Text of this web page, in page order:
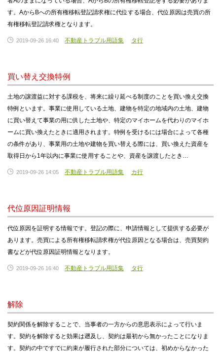
す。AからBへの所有権移転登記請求権に代位する場合、代位原因は売買の所
有権移転登記請求権となります。
2019-09-26 16:40 不動産トラブル用語集 タ行
買い替え交換特例
土地の譲渡益に対する課税を、将来に繰り延べる制度のことを買い換え交換
特例といます。事業に使用している土地、建物を特定の地域内の土地、建物
に買い替えて事業の用に供した土地や、特定のマイホームを代わりのマイホ
ームに買い換えたときに適用されます。特例を受けるには場合によって各種
の条件があり、事業用の土地や建物を買い替える際には、買い換えた資産を
取得日から1年以内に事業に使用することや、資産を譲渡したとき…
2019-09-26 14:05 不動産トラブル用語集 カ行
代位原因証明情報
代位原因を証明する情報です。登記の際に、申請情報として提供する必要が
あります。売買による所有権移転請求権が代位原因となる場合は、売買契約
書などが代位原因証明情報となります。
2019-09-26 16:40 不動産トラブル用語集 タ行
解除
契約関係を解除することで、当事者の一方からの意思表示によって行いま
す。契約を解除すると効果は遡及し、契約は最初から無かったことになりま
す。契約の中ですでに約束が履行された部分については、初めからなかった